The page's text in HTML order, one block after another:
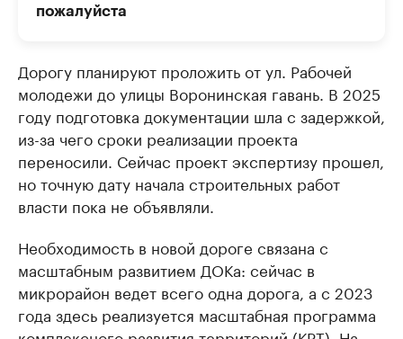
пожалуйста
Дорогу планируют проложить от ул. Рабочей
молодежи до улицы Воронинская гавань. В 2025
году подготовка документации шла с задержкой,
из-за чего сроки реализации проекта
переносили. Сейчас проект экспертизу прошел,
но точную дату начала строительных работ
власти пока не объявляли.
Необходимость в новой дороге связана с
масштабным развитием ДОКа: сейчас в
микрорайон ведет всего одна дорога, а с 2023
года здесь реализуется масштабная программа